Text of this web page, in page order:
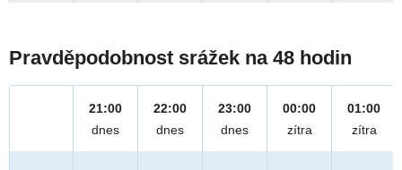
Pravděpodobnost srážek na 48 hodin
21:00
dnes
22:00
dnes
23:00
dnes
00:00
zítra
01:00
zítra